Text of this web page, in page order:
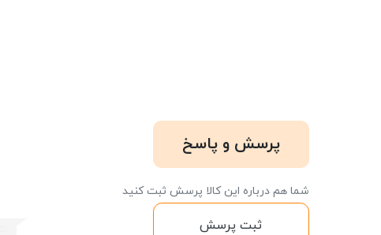
پرسش و پاسخ
شما هم درباره این کالا پرسش ثبت کنید
ثبت پرسش